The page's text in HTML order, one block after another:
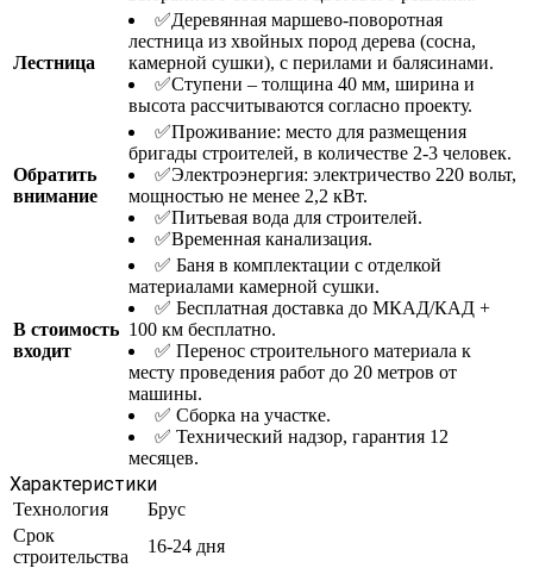
Лестница
✅Деревянная маршевo-поворотная
лестница из хвойных пород дерева (сосна,
камерной сушки), с перилами и балясинами.
✅Ступени – толщина 40 мм, ширина и
высота рассчитываются согласно проекту.
Обратить
внимание
✅Проживание: место для размещения
бригады строителей, в количестве 2-3 человек.
✅Электроэнергия: электричество 220 вольт,
мощностью не менее 2,2 кВт.
✅Питьевая вода для строителей.
✅Временная канализация.
В стоимость
входит
✅ Баня в комплектации с отделкой
материалами камерной сушки.
✅ Бесплатная доставка до МКАД/КАД +
100 км бесплатно.
✅ Перенос строительного материала к
месту проведения работ до 20 метров от
машины.
✅ Сборка на участке.
✅ Технический надзор, гарантия 12
месяцев.
Характеристики
Технология
Брус
Срок
строительства
16-24 дня